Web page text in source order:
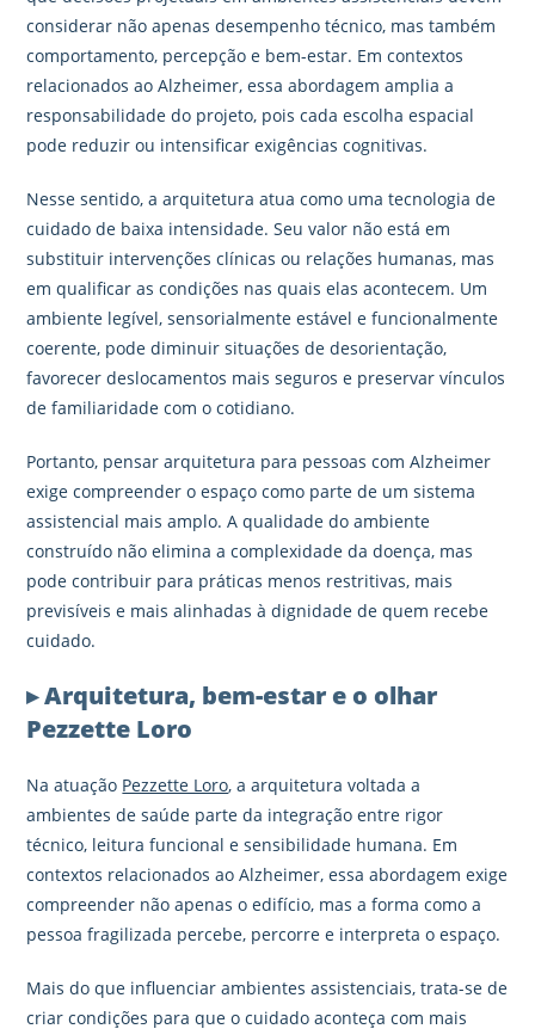
considerar não apenas desempenho técnico, mas também
comportamento, percepção e bem-estar. Em contextos
relacionados ao Alzheimer, essa abordagem amplia a
responsabilidade do projeto, pois cada escolha espacial
pode reduzir ou intensificar exigências cognitivas.
Nesse sentido, a arquitetura atua como uma tecnologia de
cuidado de baixa intensidade. Seu valor não está em
substituir intervenções clínicas ou relações humanas, mas
em qualificar as condições nas quais elas acontecem. Um
ambiente legível, sensorialmente estável e funcionalmente
coerente, pode diminuir situações de desorientação,
favorecer deslocamentos mais seguros e preservar vínculos
de familiaridade com o cotidiano.
Portanto, pensar arquitetura para pessoas com Alzheimer
exige compreender o espaço como parte de um sistema
assistencial mais amplo. A qualidade do ambiente
construído não elimina a complexidade da doença, mas
pode contribuir para práticas menos restritivas, mais
previsíveis e mais alinhadas à dignidade de quem recebe
cuidado.
▸ Arquitetura, bem-estar e o olhar
Pezzette Loro
Na atuação Pezzette Loro, a arquitetura voltada a
ambientes de saúde parte da integração entre rigor
técnico, leitura funcional e sensibilidade humana. Em
contextos relacionados ao Alzheimer, essa abordagem exige
compreender não apenas o edifício, mas a forma como a
pessoa fragilizada percebe, percorre e interpreta o espaço.
Mais do que influenciar ambientes assistenciais, trata-se de
criar condições para que o cuidado aconteça com mais